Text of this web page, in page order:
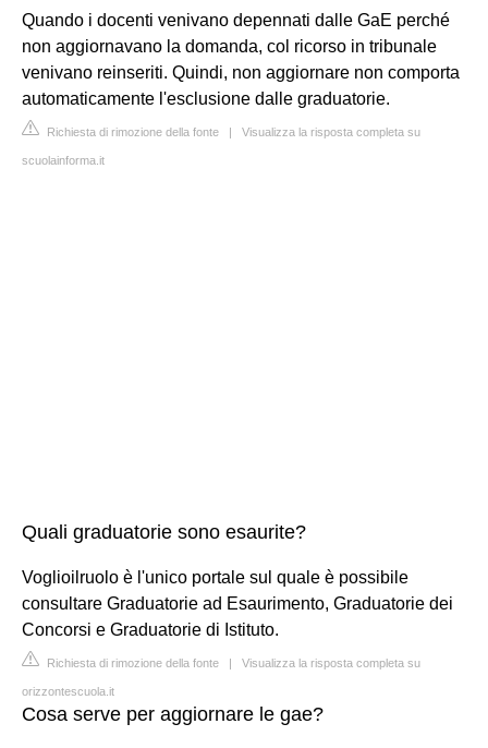
Quando i docenti venivano depennati dalle GaE perché
non aggiornavano la domanda, col ricorso in tribunale
venivano reinseriti. Quindi, non aggiornare non comporta
automaticamente l'esclusione dalle graduatorie.
Richiesta di rimozione della fonte | Visualizza la risposta completa su
scuolainforma.it
Quali graduatorie sono esaurite?
Voglioilruolo è l'unico portale sul quale è possibile
consultare Graduatorie ad Esaurimento, Graduatorie dei
Concorsi e Graduatorie di Istituto.
Richiesta di rimozione della fonte | Visualizza la risposta completa su
orizzontescuola.it
Cosa serve per aggiornare le gae?